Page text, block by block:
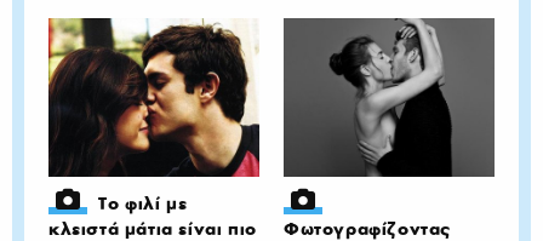
Το φιλί με
κλειστά μάτια είναι πιο
Φωτογραφίζοντας